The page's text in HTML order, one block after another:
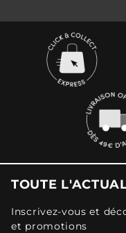
TOUTE
Inscrivez-vous et
et promotions